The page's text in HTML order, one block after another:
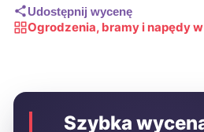
Udostępnij wycenę
Ogrodzenia, bramy i napędy w
Szybka